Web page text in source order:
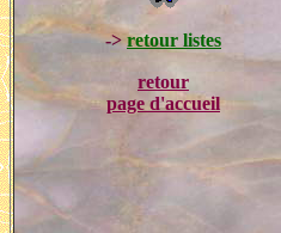
->retour listes
retour
page d'accueil